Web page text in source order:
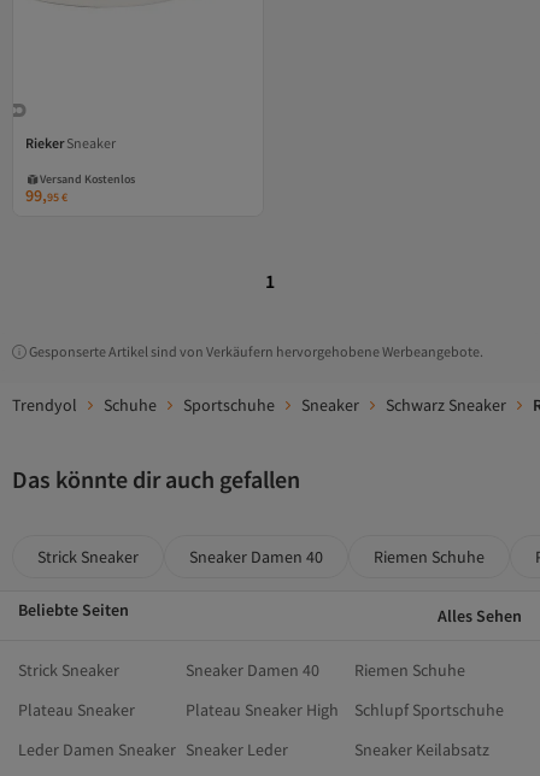
Rieker Sneaker
Gratis Versand
Versand Kostenlos
99,95€
1
Gesponserte Artikel sind von Verkäufern hervorgehobene Werbeangebote.
Trendyol Schuhe Sportschuhe Sneaker Schwarz Sneaker
Das könnte dir auch gefallen
Strick Sneaker Sneaker Damen 40 Riemen Schuhe
Beliebte Seiten Alles Sehen
Strick Sneaker Sneaker Damen 40
Riemen Schuhe
Plateau Sneaker
Plateau Sneaker High
Schlupf Sportschuhe
Leder Damen Sneaker Sneaker Leder
Sneaker Keilabsatz